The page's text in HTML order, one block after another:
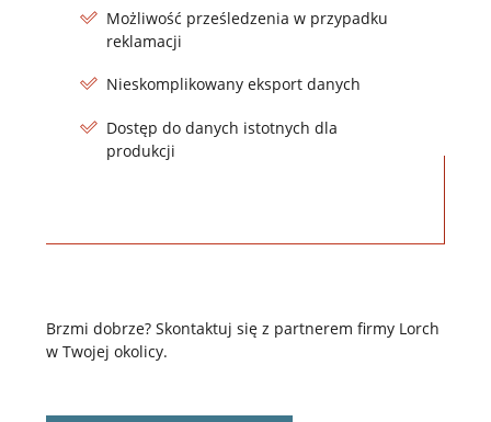
Możliwość prześledzenia w przypadku
reklamacji
Nieskomplikowany eksport danych
Dostęp do danych istotnych dla
produkcji
Brzmi dobrze? Skontaktuj się z partnerem firmy Lorch
w Twojej okolicy.